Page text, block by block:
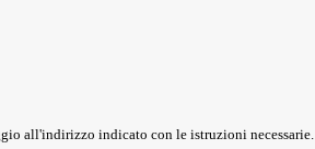
all'indirizzo indicato con le istruzioni necessarie.